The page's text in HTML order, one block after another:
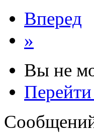
Вперед
»
Вы не